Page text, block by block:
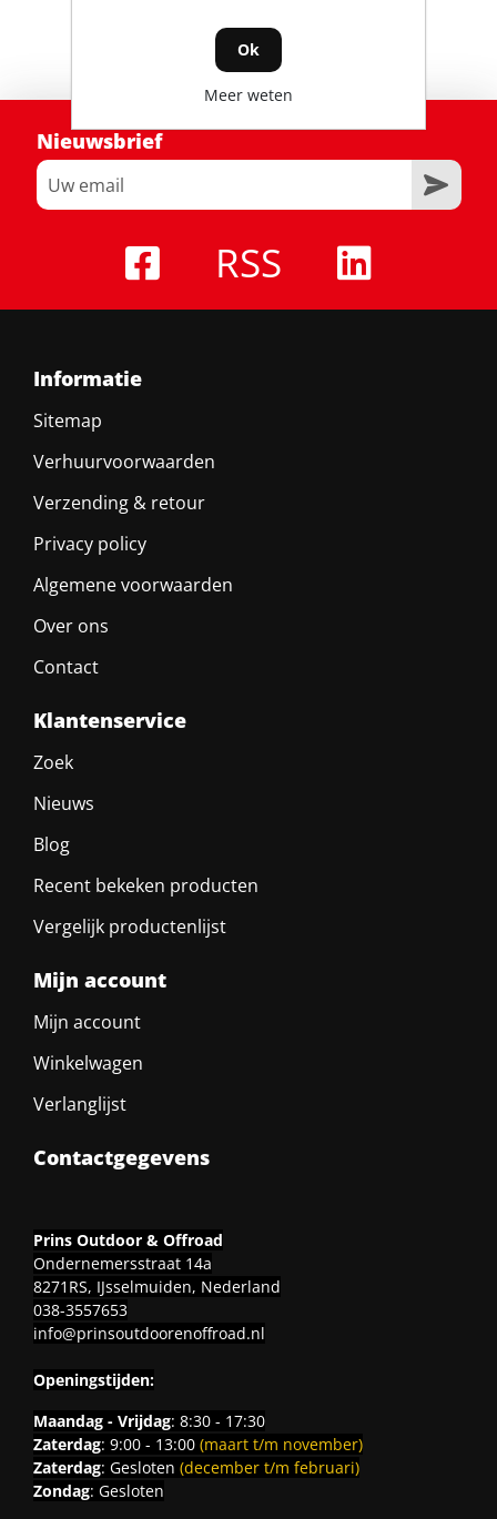
Nieuwsbrief
RSS
Informatie
Sitemap
Verhuurvoorwaarden
Verzending & retour
Privacy policy
Algemene voorwaarden
Over ons
Contact
Klantenservice
Zoek
Nieuws
Blog
Recent bekeken producten
Vergelijk productenlijst
Mijn account
Mijn account
Winkelwagen
Verlanglijst
Contactgegevens
Prins Outdoor & Offroad
Ondernemersstraat 14a
8271RS, IJsselmuiden, Nederland
038-3557653
info@prinsoutdoorenoffroad.nl
Openingstijden:
Maandag - Vrijdag: 8:30 - 17:30
Zaterdag: 9:00 - 13:00 (maart t/m november)
Zaterdag: Gesloten (december t/m februari)
Zondag: Gesloten
Ok
Meer weten